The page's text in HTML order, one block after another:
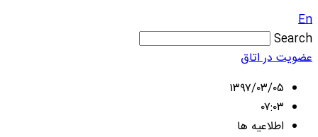
En
Search
عضویت در اتاق
۱۳۹۷/۰۳/۰۵
۰۷:۰۳
اطلاعیه ها